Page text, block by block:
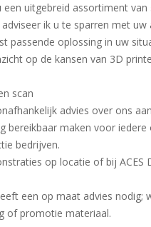
een uitgebreid assortiment
ik u te sparren met
passende oplossing in uw
op de kansen van 3D
scan
advies over ons
bereikbaar maken voor
bedrijven.
op locatie of bij
een op maat advies
of promotie materiaal.